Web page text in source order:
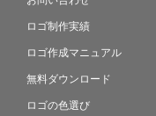
ロゴ制作実績
ロゴ作成マニュアル
無料ダウンロード
ロゴの色選び